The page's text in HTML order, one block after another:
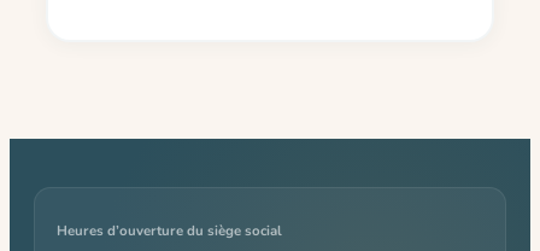
Heures d’ouverture du siège social